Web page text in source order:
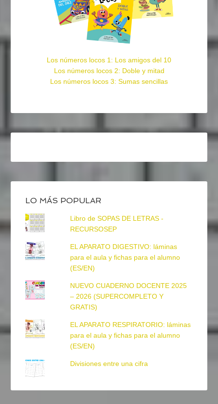
Los números locos 1: Los amigos del 10
Los números locos 2: Doble y mitad
Los números locos 3: Sumas sencillas
LO MÁS POPULAR
Libro de SOPAS DE LETRAS -
RECURSOSEP
EL APARATO DIGESTIVO: láminas
para el aula y fichas para el alumno
(ES/EN)
NUEVO CUADERNO DOCENTE 2025
– 2026 (SUPERCOMPLETO Y
GRATIS)
EL APARATO RESPIRATORIO: láminas
para el aula y fichas para el alumno
(ES/EN)
Divisiones entre una cifra